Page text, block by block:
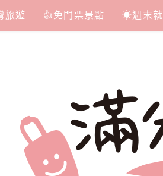
旅遊 👍免門票景點 ☀週末就